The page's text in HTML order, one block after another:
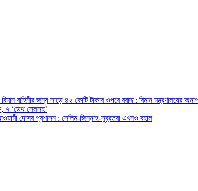
বাহিনীর জন্য সাড়ে ৪২ কোটি টাকার ওপরে বরাদ্দ : বিমান মন্ত্রণালয়ের
৭ ‘ডেথ সেলসহ’
আওয়ামী দোসর প্রশাসন : সেলিম-জিন্নাহ-সুব্রতরা এখনও বহাল